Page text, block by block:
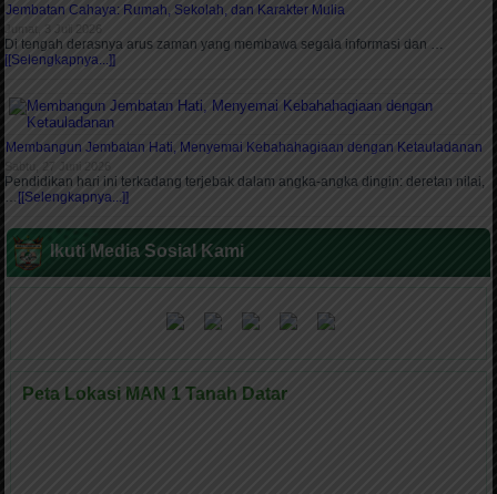
Jembatan Cahaya: Rumah, Sekolah, dan Karakter Mulia
Jumat, 3 Juli 2026
Di tengah derasnya arus zaman yang membawa segala informasi dan …
[[Selengkapnya...]]
Membangun Jembatan Hati, Menyemai Kebahahagiaan dengan Ketauladanan
Sabtu, 27 Juni 2026
Pendidikan hari ini terkadang terjebak dalam angka-angka dingin: deretan nilai,
… [[Selengkapnya...]]
Ikuti Media Sosial Kami
Peta Lokasi MAN 1 Tanah Datar